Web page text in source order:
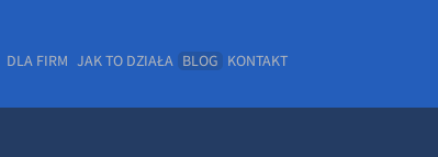
DLA FIRM JAK TO DZIAŁA BLOG KONTAKT